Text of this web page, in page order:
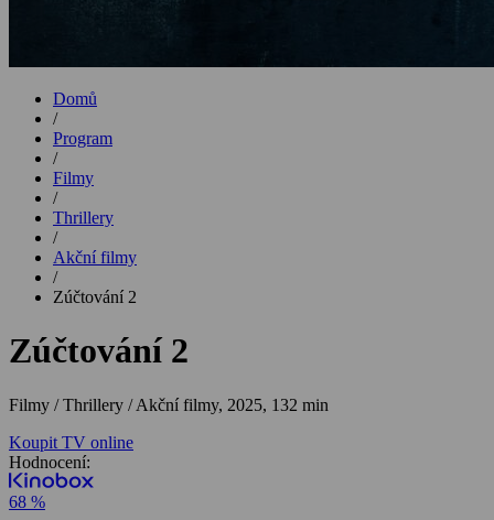
Domů
/
Program
/
Filmy
/
Thrillery
/
Akční filmy
/
Zúčtování 2
Zúčtování 2
Filmy / Thrillery / Akční filmy, 2025, 132 min
Koupit TV online
Hodnocení:
68 %